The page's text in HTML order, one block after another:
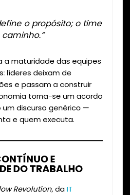
o propósito; o time
a maturidade das equipes
líderes deixam de
e passam a construir
torna-se um acordo
discurso genérico —
e quem executa.
E
DO TRABALHO
Revolution, daIT